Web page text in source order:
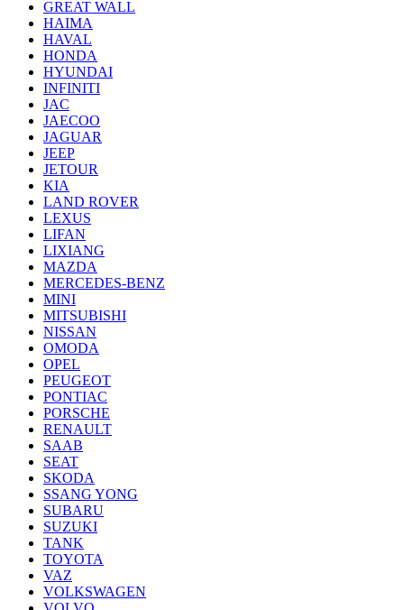
GREAT WALL
HAIMA
HAVAL
HONDA
HYUNDAI
INFINITI
JAC
JAECOO
JAGUAR
JEEP
JETOUR
KIA
LAND ROVER
LEXUS
LIFAN
LIXIANG
MAZDA
MERCEDES-BENZ
MINI
MITSUBISHI
NISSAN
OMODA
OPEL
PEUGEOT
PONTIAC
PORSCHE
RENAULT
SAAB
SEAT
SKODA
SSANG YONG
SUBARU
SUZUKI
TANK
TOYOTA
VAZ
VOLKSWAGEN